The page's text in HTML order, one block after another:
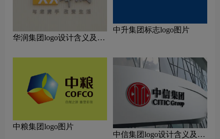
华润集团logo设计含义及设
中升集团标志logo图片
中粮集团logo图片
中信集团logo设计含义及设